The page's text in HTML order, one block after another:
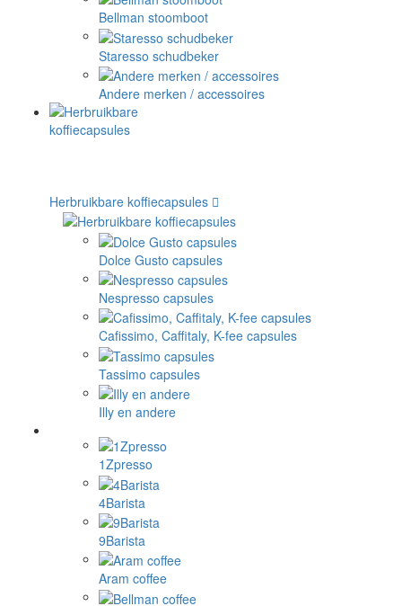
Bellman stoomboot
Staresso schudbeker
Andere merken / accessoires
Herbruikbare koffiecapsules
Dolce Gusto capsules
Nespresso capsules
Cafissimo, Caffitaly, K-fee capsules
Tassimo capsules
Illy en andere
1Zpresso
4Barista
9Barista
Aram coffee